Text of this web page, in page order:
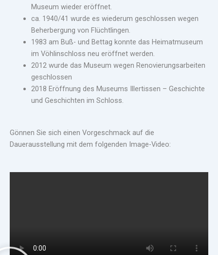
Museum wieder eröffnet.
ca. 1940/41 wurde es wiederum geschlossen wegen
Beherbergung von Flüchtlingen.
1983 am Buß- und Bettag konnte das Heimatmuseum
im Vöhlinschloss neu eröffnet werden.
2012 wurde das Museum wegen Renovierungsarbeiten
geschlossen
2018 Eröffnung des Museums Illertissen – Geschichte
und Geschichten im Schloss.
Gönnen Sie sich einen Vorgeschmack auf die
Dauerausstellung mit dem folgenden Image-Video: